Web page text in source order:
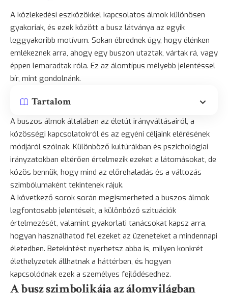
A közlekedési eszközökkel kapcsolatos álmok különösen
gyakoriak, és ezek között a busz látványa az egyik
leggyakoribb motívum. Sokan ébrednek úgy, hogy élénken
emlékeznek arra, ahogy egy buszon utaztak, vártak rá, vagy
éppen lemaradtak róla. Ez az álomtípus mélyebb jelentéssel
bír, mint gondolnánk.
Tartalom
A buszos álmok általában az életút irányváltásairól, a
közösségi kapcsolatokról és az egyéni céljaink elérésének
módjáról szólnak. Különböző kultúrákban és pszichológiai
irányzatokban eltérően értelmezik ezeket a látomásokat, de
közös bennük, hogy mind az előrehaladás és a változás
szimbólumaként tekintenek rájuk.
A következő sorok során megismerheted a buszos álmok
legfontosabb jelentéseit, a különböző szituációk
értelmezését, valamint gyakorlati tanácsokat kapsz arra,
hogyan használhatod fel ezeket az üzeneteket a mindennapi
életedben. Betekintést nyerhetsz abba is, milyen konkrét
élethelyzetek állhatnak a háttérben, és hogyan
kapcsolódnak ezek a személyes fejlődésedhez.
A busz szimbolikája az álomvilágban